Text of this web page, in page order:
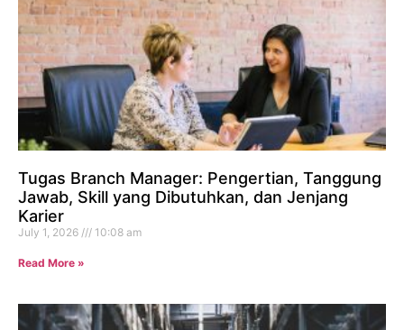
Tugas Branch Manager: Pengertian, Tanggung
Jawab, Skill yang Dibutuhkan, dan Jenjang
Karier
July 1, 2026 10:08 am
Read More »